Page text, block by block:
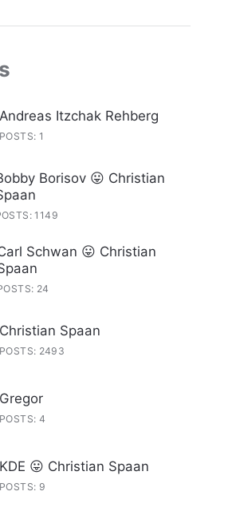
Andreas Itzchak Rehberg
POSTS: 1
Borisov 😛 Christian
1149
Schwan 😛 Christian
24
Christian Spaan
POSTS: 2493
Gregor
POSTS: 4
KDE 😛 Christian Spaan
POSTS: 9